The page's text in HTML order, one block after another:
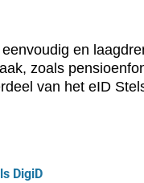
en
zoals
van het eID
DigiD